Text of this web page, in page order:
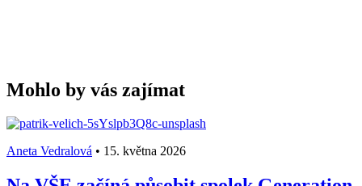
Mohlo by vás zajímat
Aneta Vedralová • 15. května 2026